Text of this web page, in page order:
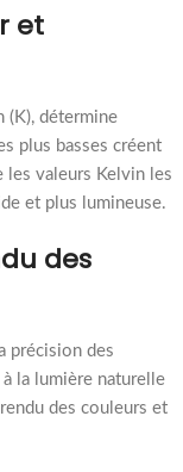
et
(K), détermine
plus basses créent
les valeurs Kelvin les
et plus lumineuse.
des
précision des
la lumière naturelle
des couleurs et